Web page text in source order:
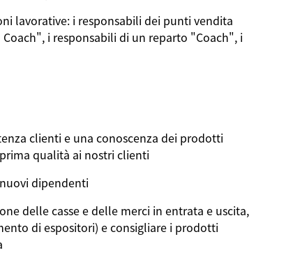
lavorative: i responsabili dei punti vendita
i responsabili di un reparto "Coach", i
clienti e una conoscenza dei prodotti
qualità ai nostri clienti
dipendenti
delle casse e delle merci in entrata e uscita,
di espositori) e consigliare i prodotti